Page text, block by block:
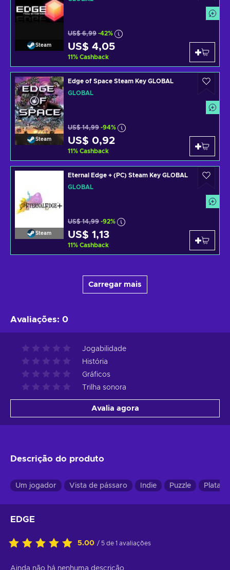
Steam
US$ 6,99 -42%
US$ 4,05
11% Cashback
Steam
Edge of Space Steam Key GLOBAL
GLOBAL
US$ 14,99 -94%
US$ 0,92
11% Cashback
Steam
Eternal Edge + (PC) Steam Key GLOBAL
GLOBAL
US$ 14,99 -92%
US$ 1,13
11% Cashback
Carregar mais
Avaliações: 0
Jogabilidade
História
Gráficos
Trilha sonora
Avalia agora
Descrição do produto
Um jogador Vista de pássaro Indie Puzzle
EDGE
5.00 / 5 de 1 avaliações
Ainda não há nenhuma descrição